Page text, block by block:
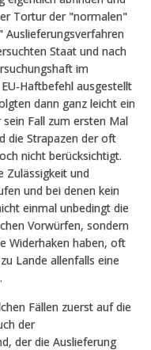
Tortur der "normalen"
Auslieferungsverfahren
Staat und nach
im
Haftbefehl ausgestellt
dann ganz leicht ein
Fall zum ersten Mal
die Strapazen der oft
nicht berücksichtigt.
Zulässigkeit und
und bei denen kein
einmal unbedingt die
Vorwürfen, sondern
Widerhaken haben, oft
Lande allenfalls eine
Fällen zuerst auf die
der
der die Auslieferung